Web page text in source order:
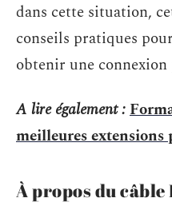
dans cette situation,
conseils pratiques
obtenir une
A lire également :
meilleures
À propos du